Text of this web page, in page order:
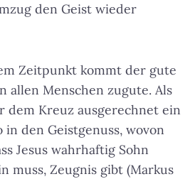
den Geist wieder
Zeitpunkt kommt der gute
allen Menschen zugute. Als
Kreuz ausgerechnet ein
den Geistgenuss, wovon
Jesus wahrhaftig Sohn
muss, Zeugnis gibt (Markus